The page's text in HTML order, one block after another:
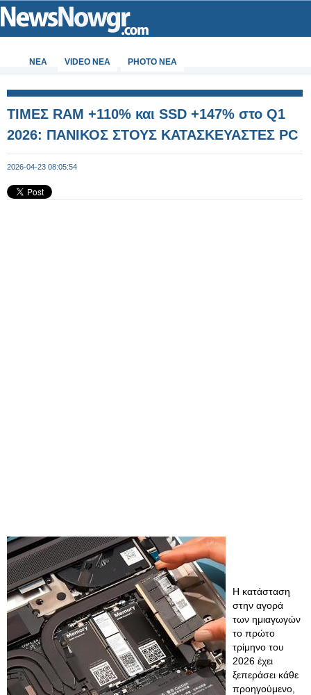
ΝΕΑ VIDEO NEA PHOTO NEA
ΤΙΜΕΣ RAM +110% και SSD +147% στο Q1
2026: ΠΑΝΙΚΟΣ ΣΤΟΥΣ ΚΑΤΑΣΚΕΥΑΣΤΕΣ PC
2026-04-23 08:05:54
Η κατάσταση
στην αγορά
των ημιαγωγών
το πρώτο
τρίμηνο του
2026 έχει
ξεπεράσει κάθε
προηγούμενο,